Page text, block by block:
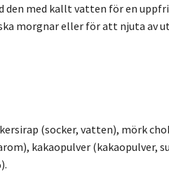
den med kallt vatten för en
morgnar eller för att njuta av
(socker, vatten), mörk
kakaopulver (kakaopulver,